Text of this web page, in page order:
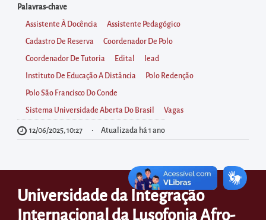
para
realizar
buscas
internas
Acessar
diretamente
as
informações
postas
Palavras-chave
Assistente À Docência Assistente Pedagógico
Cadastro De Reserva Coordenador De Polo
Coordenador De Tutoria Edital Iead
Instituto De Educação A Distância Polo Redenção
Polo São Francisco Do Conde
Sistema Universidade Aberta Do Brasil Vagas
12/06/2025, 10:27 Atualizada há 1 ano
Universidade da Integração
Internacional da Lusofonia Afro-